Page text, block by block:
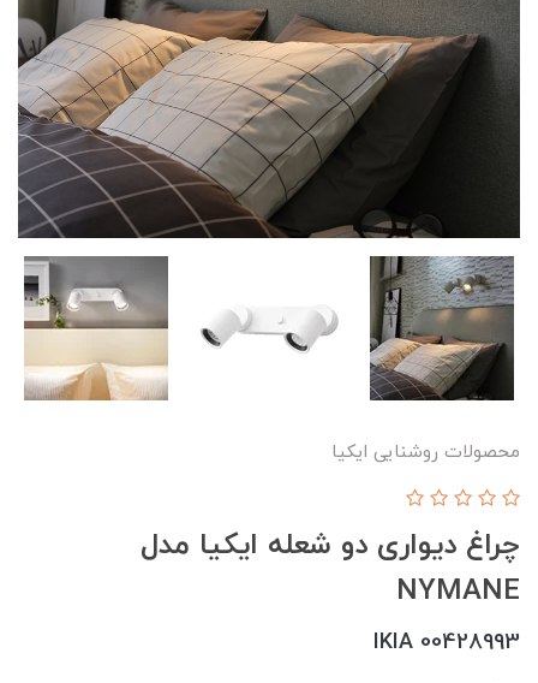
محصولات روشنایی ایکیا
چراغ دیواری دو شعله ایکیا مدل
NYMANE
00428993 IKIA